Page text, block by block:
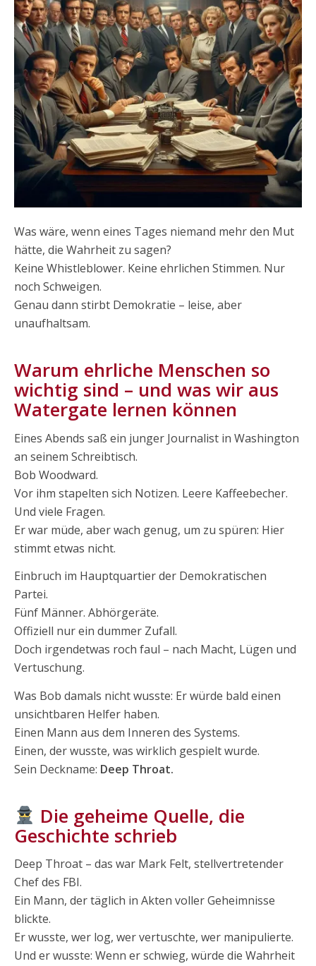
Was wäre, wenn eines Tages niemand mehr den Mut
hätte, die Wahrheit zu sagen?
Keine Whistleblower. Keine ehrlichen Stimmen. Nur
noch Schweigen.
Genau dann stirbt Demokratie – leise, aber
unaufhaltsam.
Warum ehrliche Menschen so
wichtig sind – und was wir aus
Watergate lernen können
Eines Abends saß ein junger Journalist in Washington
an seinem Schreibtisch.
Bob Woodward.
Vor ihm stapelten sich Notizen. Leere Kaffeebecher.
Und viele Fragen.
Er war müde, aber wach genug, um zu spüren: Hier
stimmt etwas nicht.
Einbruch im Hauptquartier der Demokratischen
Partei.
Fünf Männer. Abhörgeräte.
Offiziell nur ein dummer Zufall.
Doch irgendetwas roch faul – nach Macht, Lügen und
Vertuschung.
Was Bob damals nicht wusste: Er würde bald einen
unsichtbaren Helfer haben.
Einen Mann aus dem Inneren des Systems.
Einen, der wusste, was wirklich gespielt wurde.
Sein Deckname: Deep Throat.
Die geheime Quelle, die
Geschichte schrieb
Deep Throat – das war Mark Felt, stellvertretender
Chef des FBI.
Ein Mann, der täglich in Akten voller Geheimnisse
blickte.
Er wusste, wer log, wer vertuschte, wer manipulierte.
Und er wusste: Wenn er schwieg, würde die Wahrheit